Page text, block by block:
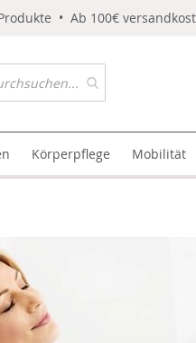
• Ab 100€
Körperpflege Mobilität